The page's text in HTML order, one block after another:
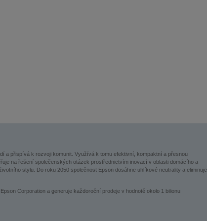
a přispívá k rozvoji komunit. Využívá k tomu efektivní, kompaktní a přesnou
na řešení společenských otázek prostřednictvím inovací v oblasti domácího a
stylu. Do roku 2050 společnost Epson dosáhne uhlíkové neutrality a eliminuje
Corporation a generuje každoroční prodeje v hodnotě okolo 1 bilionu